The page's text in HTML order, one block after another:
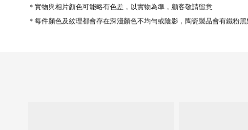
＊實物與相片顏色可能略有色差，以實物為準，顧客敬請留意
＊每件顏色及紋理都會存在深淺顏色不均勻或陰影，陶瓷製品會有鐵粉